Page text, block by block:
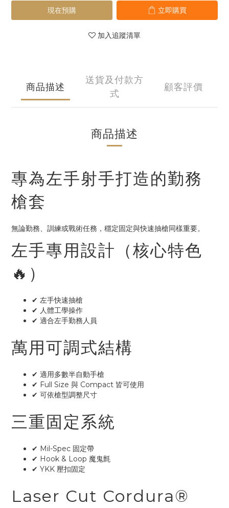
現在預購 立即購買
加入追蹤清單
商品描述
送貨及付款方
式
顧客評價
商品描述
專為左手射手打造的勤務
槍套
無論勤務、訓練或戰術任務，穩定固定與快速抽槍同樣重要。
左手專用設計（核心特色
🔥）
✔ 左手快速抽槍
✔ 人體工學操作
✔ 適合左手勤務人員
萬用可調式結構
✔ 適用多數半自動手槍
✔ Full Size 與 Compact 皆可使用
✔ 可依槍型調整尺寸
三重固定系統
✔ Mil-Spec 固定帶
✔ Hook & Loop 魔鬼氈
✔ YKK 壓扣固定
Laser Cut Cordura®